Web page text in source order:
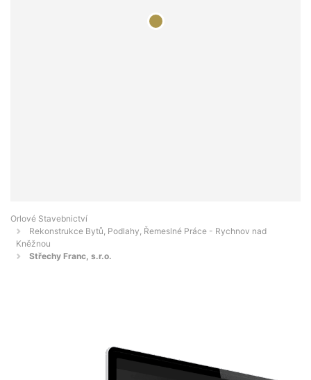
Orlové Stavebnictví
Rekonstrukce Bytů, Podlahy, Řemeslné Práce - Rychnov nad
Kněžnou
Střechy Franc, s.r.o.